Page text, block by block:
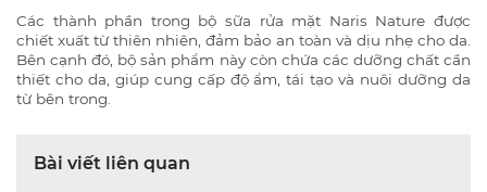
Các thành phần trong bộ sữa rửa mặt Naris Nature được
chiết xuất từ thiên nhiên, đảm bảo an toàn và dịu nhẹ cho da.
Bên cạnh đó, bộ sản phẩm này còn chứa các dưỡng chất cần
thiết cho da, giúp cung cấp độ ẩm, tái tạo và nuôi dưỡng da
từ bên trong.
Bài viết liên quan